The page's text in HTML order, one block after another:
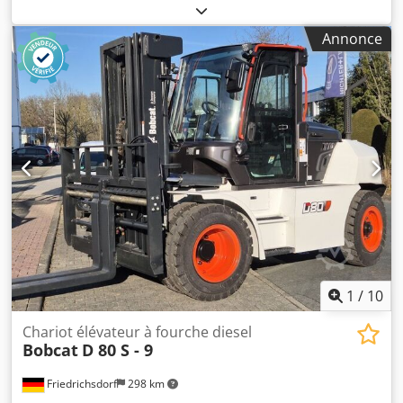
, capacité de charge:
hauteur de levage:4 730 mm, levée libre:1 470 mm,
centre de gravité de la charge:500 mm, type de carburant:
diesel , type de mât: triplex, hauteur de construction: 2 190
mm, longueur des fourches:1 050 mm, taille du pneu
avant:7.00-15 5.50 , taille de pneu arrière:6.50-10, poids
total:4 053 kg, 5215420 Dodpezr Db Hofx Afmeck Numéro
de série : FDA2A-5052-00236
Annonce
1 / 10
Friedrichsdorf 298 km
Chariot élévateur à fourche diesel
Bobcat D 80 S - 9